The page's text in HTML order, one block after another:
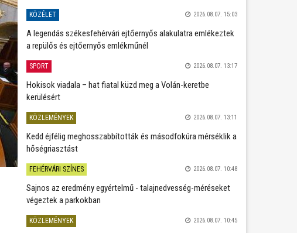
KÖZÉLET 2026.08.07. 15:03
A legendás székesfehérvári ejtőernyős alakulatra emlékeztek
a repülős és ejtőernyős emlékműnél
SPORT 2026.08.07. 13:17
Hokisok viadala – hat fiatal küzd meg a Volán-keretbe
kerülésért
KÖZLEMÉNYEK 2026.08.07. 13:11
Kedd éjfélig meghosszabbították és másodfokúra mérséklik a
hőségriasztást
FEHÉRVÁRI SZÍNES 2026.08.07. 10:48
Sajnos az eredmény egyértelmű - talajnedvesség-méréseket
végeztek a parkokban
KÖZLEMÉNYEK 2026.08.07. 10:45